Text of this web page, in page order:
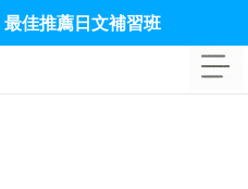
佳推薦日文補習班